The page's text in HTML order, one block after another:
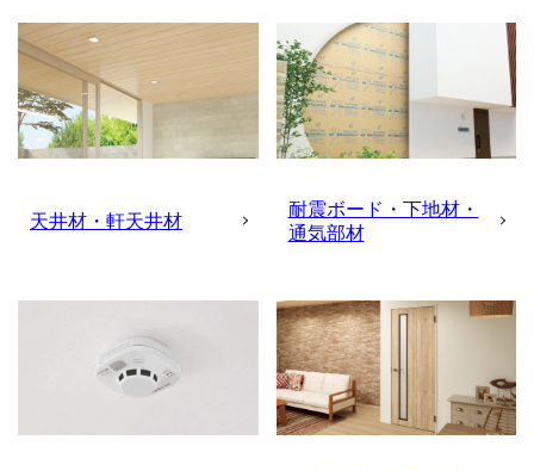
天井材・軒天井材
耐震ボード・下地材・
通気部材